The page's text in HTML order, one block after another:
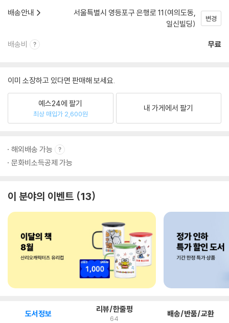
배송안내
서울특별시 영등포구 은행로 11(여의도동,
일신빌딩)
변경
배송비 무료
이미 소장하고 있다면 판매해 보세요.
예스24에 팔기
최상 매입가 2,600원
내 가게에서 팔기
해외배송 가능
문화비소득공제 가능
이 분야의 이벤트 13
도서정보 리뷰/한줄평
64 배송/반품/교환